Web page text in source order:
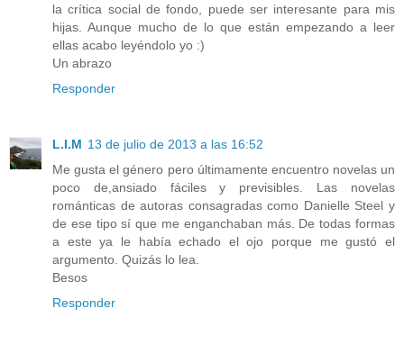
la crítica social de fondo, puede ser interesante para mis
hijas. Aunque mucho de lo que están empezando a leer
ellas acabo leyéndolo yo :)
Un abrazo
Responder
L.I.M 13 de julio de 2013 a las 16:52
Me gusta el género pero últimamente encuentro novelas un
poco de,ansiado fáciles y previsibles. Las novelas
románticas de autoras consagradas como Danielle Steel y
de ese tipo sí que me enganchaban más. De todas formas
a este ya le había echado el ojo porque me gustó el
argumento. Quizás lo lea.
Besos
Responder